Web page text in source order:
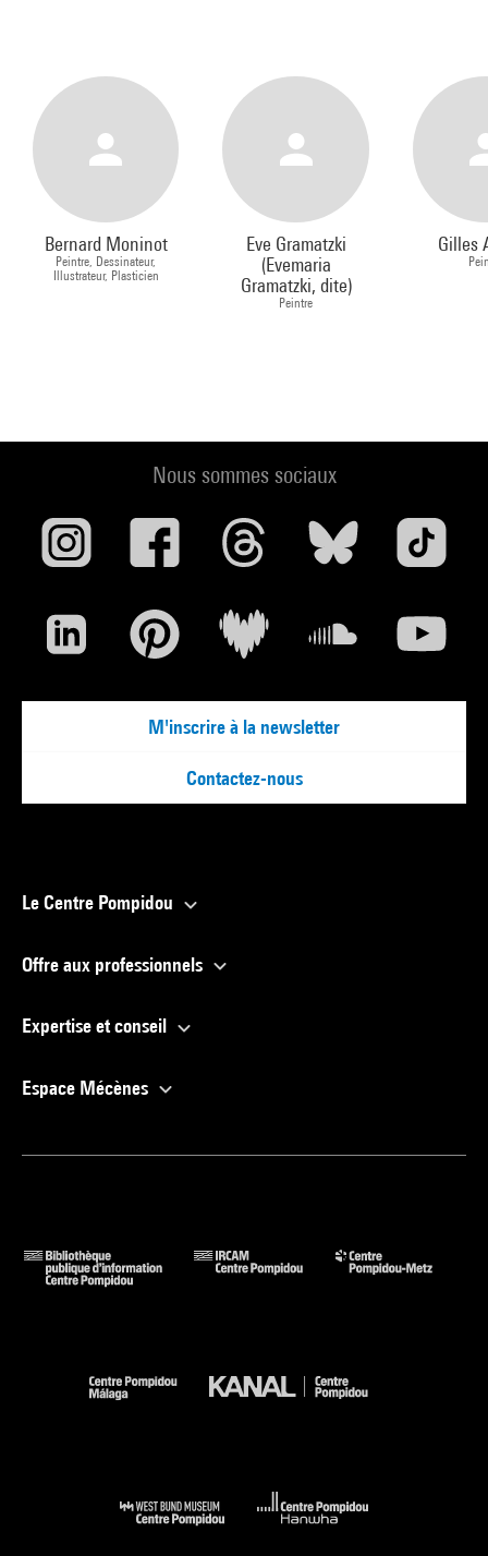
Bernard Moninot
Peintre, Dessinateur,
Illustrateur, Plasticien
Eve Gramatzki
(Evemaria
Gramatzki, dite)
Peintre
Gilles
Nous sommes sociaux
M'inscrire à la newsletter
Contactez-nous
Le Centre Pompidou
Offre aux professionnels
Expertise et conseil
Espace Mécènes